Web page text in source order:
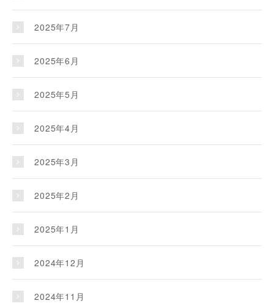
2025年7月
2025年6月
2025年5月
2025年4月
2025年3月
2025年2月
2025年1月
2024年12月
2024年11月